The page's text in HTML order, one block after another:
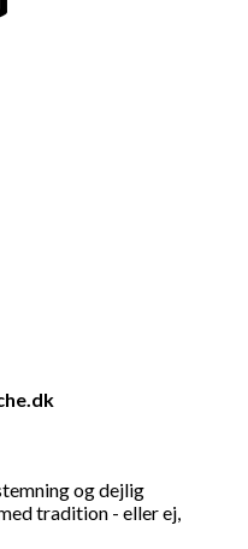
og dejlig
tradition - eller ej,